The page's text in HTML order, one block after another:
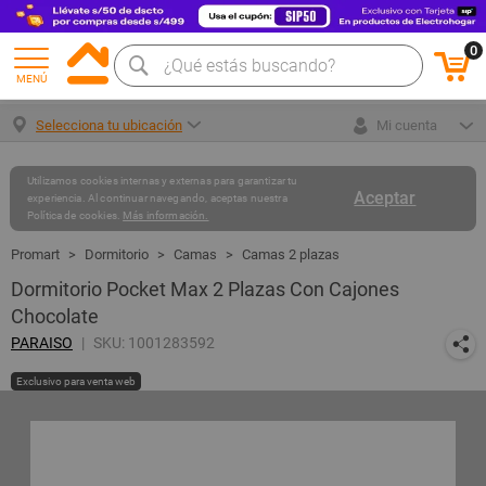
MENÚ
0
Selecciona tu ubicación Mi cuenta
Aceptar
Utilizamos cookies internas y externas para garantizar tu
experiencia. Al continuar navegando, aceptas nuestra
Política de cookies. Más información.
Dormitorio Camas Camas 2 plazas
Dormitorio Pocket Max 2 Plazas Con Cajones
Chocolate
PARAISO SKU: 1001283592
Exclusivo para venta web